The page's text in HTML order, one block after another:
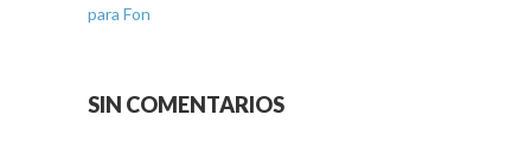
para Fon
SIN COMENTARIOS